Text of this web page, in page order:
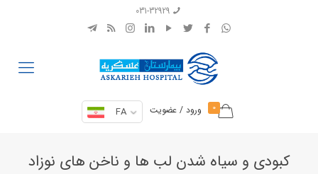
031-32929
0 ورود / عضویت FA
کبودی و سیاه شدن لب ها و ناخن های نوزاد